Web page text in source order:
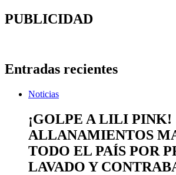
PUBLICIDAD
Entradas recientes
Noticias
¡GOLPE A LILI PINK!
ALLANAMIENTOS
TODO EL PAÍS POR
LAVADO Y